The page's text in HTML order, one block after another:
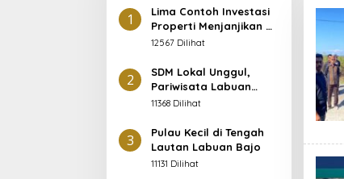
1
Lima Contoh Investasi
Properti Menjanjikan di
Labuan Bajo
12567 Dilihat
2
SDM Lokal Unggul,
Pariwisata Labuan
Bajo Maju
11368 Dilihat
3
Pulau Kecil di Tengah
Lautan Labuan Bajo
11131 Dilihat